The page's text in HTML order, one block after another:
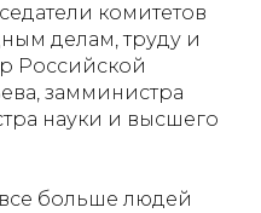
комитетов
делам, труду и
Российской
замминистра
науки и высшего
больше людей